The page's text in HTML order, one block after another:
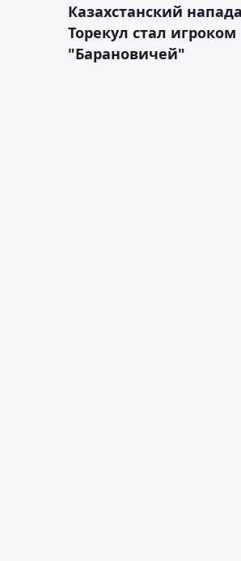
Казахстанский
Торекул стал игроком
"Барановичей"